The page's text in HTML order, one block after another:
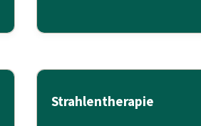
Strahlentherapie